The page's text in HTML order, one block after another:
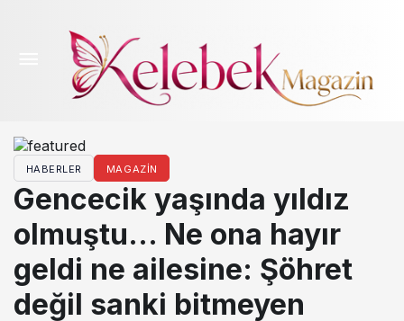
HABERLER MAGAZIN
Gencecik yaşında yıldız
olmuştu… Ne ona hayır
geldi ne ailesine: Şöhret
değil sanki bitmeyen